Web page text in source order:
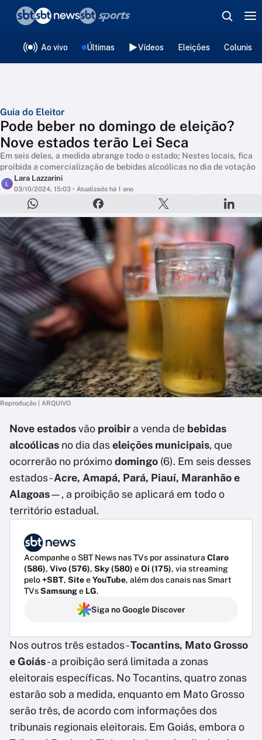
Ao vivo Últimas Vídeos Eleições
Guia do Eleitor
Pode beber no domingo de eleição?
Nove estados terão Lei Seca
Em seis deles, a medida abrange todo o estado; Nestes locais, fica
proibida a comercialização de bebidas alcoólicas no dia de votação
L
Lara Lazzarini
03/10/2024, 15:03 • Atualizado há 1 ano
Reprodução | ARQUIVO
Nove estadosvão proibir a venda de bebidas
alcoólicas no dia daseleições municipais, que
ocorrerão no próximodomingo (6). Em seis desses
estados -Acre, Amapá, Pará, Piauí, Maranhão e
Alagoas—, a proibição se aplicará em todo o
território estadual.
Acompanhe o SBT News nas TVs por assinatura Claro
(586), Vivo (576), Sky (580) eOi (175), via streaming
pelo+SBT, SiteeYouTube, além dos canais nas Smart
TVsSamsunge LG.
Siga no Google Discover
Nos outros três estados -Tocantins, Mato Grosso
e Goiás- a proibição será limitada a zonas
eleitorais específicas. No Tocantins, quatro zonas
estarão sob a medida, enquanto em Mato Grosso
serão três, de acordo com informações dos
tribunais regionais eleitorais. Em Goiás, embora o
❮voltar
Editorias